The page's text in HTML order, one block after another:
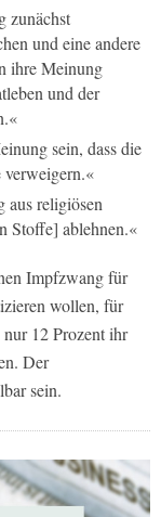
zunächst
und eine andere
ihre Meinung
und der
sein, dass die
aus religiösen
Stoffe] ablehnen.«
Impfzwang für
wollen, für
12 Prozent ihr
Der
sein.